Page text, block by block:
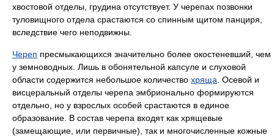
хвостовой отделы, грудина отсутствует. У черепах позвонки
туловищного отдела срастаются со спинным щитом панциря,
вследствие чего неподвижны.
Череп пресмыкающихся значительно более окостеневший, чем
у земноводных. Лишь в обонятельной капсуле и слуховой
области содержится небольшое количество хряща. Осевой и
висцеральный отделы черепа эмбрионально формируются
отдельно, но у взрослых особей срастаются в единое
образование. В состав черепа входят как хрящевые
(замещающие, или первичные), так и многочисленные кожные